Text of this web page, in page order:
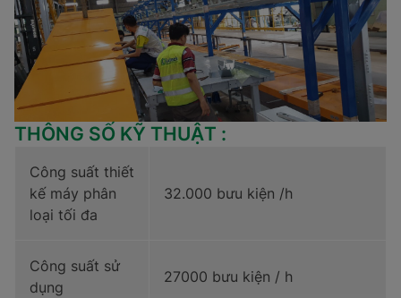
THÔNG SỐ KỸ THUẬT :
Công suất thiết
kế máy phân
loại tối đa
32.000 bưu kiện /h
Công suất sử
dụng
27000 bưu kiện / h